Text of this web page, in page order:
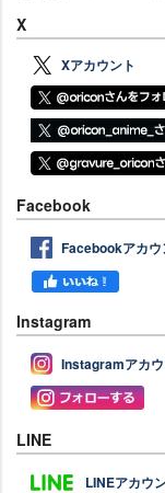
X
Xアカウント
Facebook
Facebookアカウ
Instagram
Instagramアカウ
LINE
LINEアカウ